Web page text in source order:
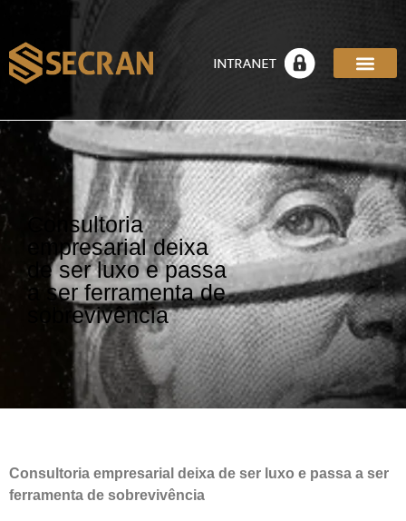
Consultoria
empresarial deixa
de ser luxo e passa
a ser ferramenta de
sobrevivência
Consultoria empresarial deixa de ser luxo e passa a ser
ferramenta de sobrevivência